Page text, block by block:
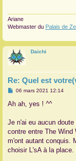
Ariane
Webmaster du Palais de
Daichi
Re: Quel est
M
s
g
06 mars 2021 12:14
Ah ah, yes ! ^^
Je n'ai eu aucun
contre entre The
m'ont autant conquis.
choisir L'sA à la place.